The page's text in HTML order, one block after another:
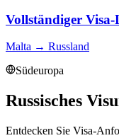
Vollständiger Visa-
Malta → Russland
Südeuropa
Russisches
Entdecken Sie Visa-